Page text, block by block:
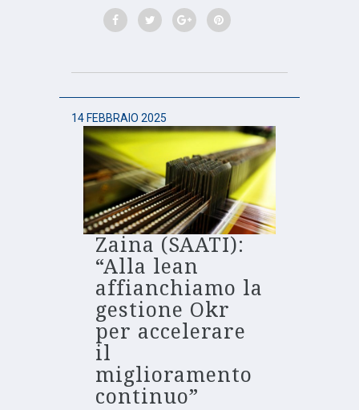
14 FEBBRAIO 2025
Zaina (SAATI):
“Alla lean
affianchiamo la
gestione Okr
per accelerare
il
miglioramento
continuo”